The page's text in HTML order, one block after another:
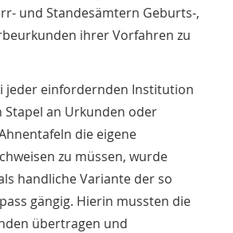
und Standesämtern Geburts-,
ihrer Vorfahren zu
jeder einfordernden Institution
Stapel an Urkunden oder
die eigene
zu müssen, wurde
handliche Variante der so
gängig. Hierin mussten die
übertragen und